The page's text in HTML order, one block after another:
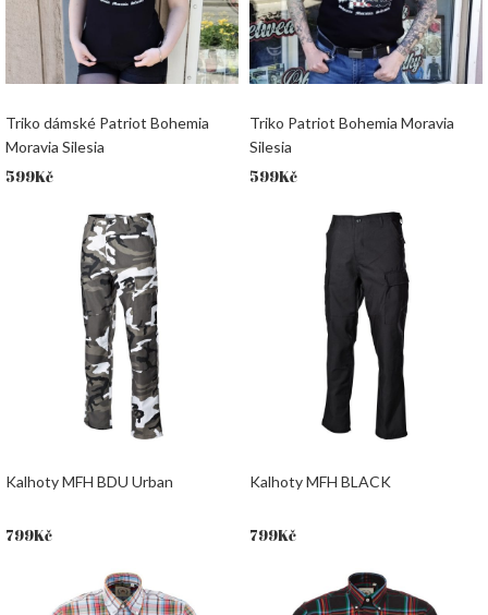
Triko dámské Patriot Bohemia
Moravia Silesia
599Kč
Triko Patriot Bohemia Moravia
Silesia
599Kč
Kalhoty MFH BDU Urban
799Kč
Kalhoty MFH BLACK
799Kč